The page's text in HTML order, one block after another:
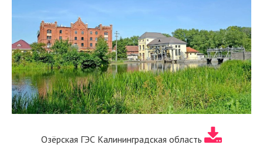
Озёрская ГЭС Калининградская область